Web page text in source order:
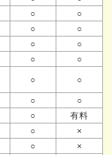
○
○
○
○
○
○
○
○
○ ○
○
○
○
有料
○
×
○ ×